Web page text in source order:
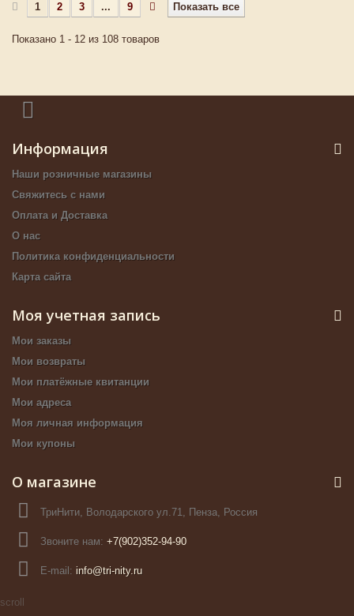
Показать все
1 2 3 ... 9
Показано 1 - 12 из 108 товаров
Информация
Наши розничные магазины
Свяжитесь с нами
Оплата и Доставка
О нас
Политика конфиденциальности
Карта сайта
Моя учетная запись
Мои заказы
Мои возвраты
Мои платёжные квитанции
Мои адреса
Моя личная информация
Мои купоны
О магазине
ТриНити, Володарского ул.71, Пенза, Россия
Звоните нам: +7(902)352-94-90
E-mail: info@tri-nity.ru
scroll